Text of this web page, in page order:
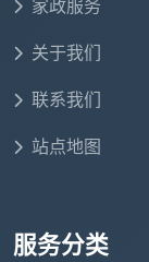
到客户的每一
居家洁净交给
托疲惫的温柔
关于我们
联系我们
站点地图
服务分类